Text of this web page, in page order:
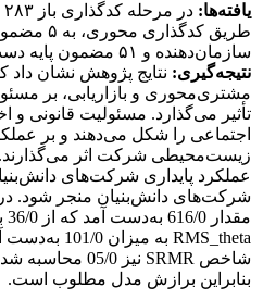
یافته‌ها:
سازمان‌دهنده و ۵۱ مضمون پایه دست یافتیم.
نتیجه‌گیری: نتایج پژوهش نشان داد
مشتری‌محوری و بازاریابی، بر
تأثیر می‌گذارد. مسئولیت قانونی و
اجتماعی را شکل می‌دهند و بر
زیست‌محیطی شرکت اثر می‌گذارند.
عملکرد پایداری شرکت‌های
بنابراین برازش مدل مطلوب است.